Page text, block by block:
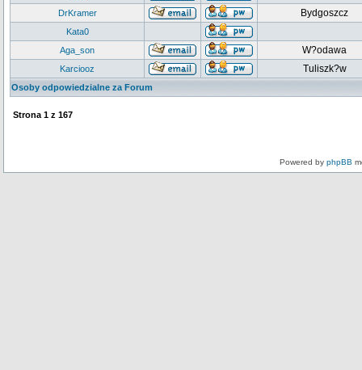
DrKramer
Bydgoszcz
Kata0
Aga_son
W?odawa
Karciooz Tuliszk?w
Osoby odpowiedzialne za Forum
Strona 1 z 167
Powered by phpBB